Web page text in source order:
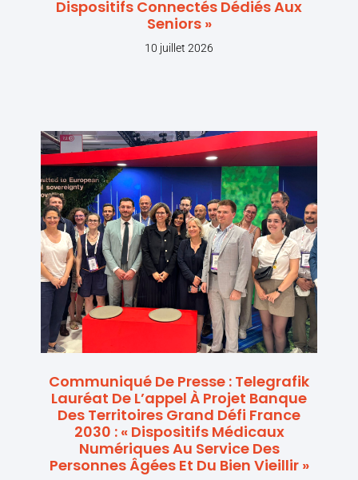
Dispositifs Connectés Dédiés Aux
Seniors »
10 juillet 2026
Communiqué De Presse : Telegrafik
Lauréat De L’appel À Projet Banque
Des Territoires Grand Défi France
2030 : « Dispositifs Médicaux
Numériques Au Service Des
Personnes Âgées Et Du Bien Vieillir »